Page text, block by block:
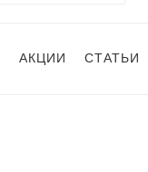
АКЦИИ СТАТЬИ